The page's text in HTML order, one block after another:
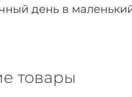
день в
товары